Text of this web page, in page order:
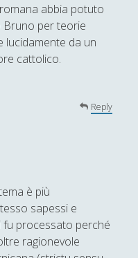
abbia potuto
Bruno per teorie
lucidamente da un
cattolico.
è più
sapessi e
fu processato perché
ragionevole
Reply